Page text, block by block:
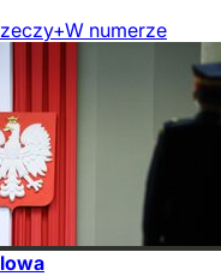
W numerze